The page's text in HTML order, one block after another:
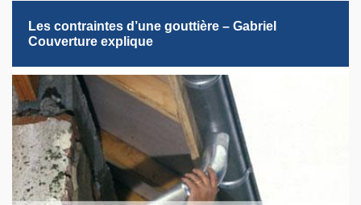
Les contraintes d’une gouttière – Gabriel
Couverture explique